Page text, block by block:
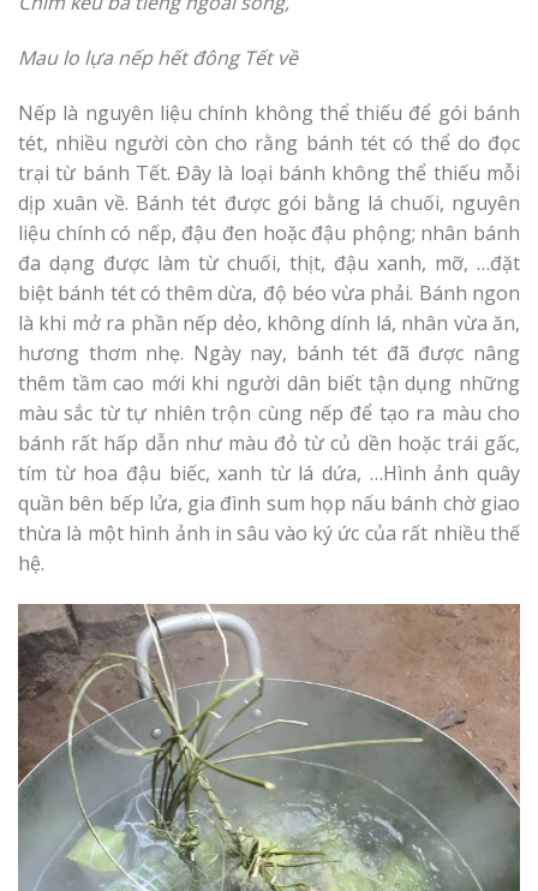
Mau lo lựa nếp hết đông Tết về
Nếp là nguyên liệu chính không thể thiếu để gói bánh
tét, nhiều người còn cho rằng bánh tét có thể do đọc
trại từ bánh Tết. Đây là loại bánh không thể thiếu mỗi
dịp xuân về. Bánh tét được gói bằng lá chuối, nguyên
liệu chính có nếp, đậu đen hoặc đậu phộng; nhân bánh
đa dạng được làm từ chuối, thịt, đậu xanh, mỡ, …đặt
biệt bánh tét có thêm dừa, độ béo vừa phải. Bánh ngon
là khi mở ra phần nếp dẻo, không dính lá, nhân vừa ăn,
hương thơm nhẹ. Ngày nay, bánh tét đã được nâng
thêm tầm cao mới khi người dân biết tận dụng những
màu sắc từ tự nhiên trộn cùng nếp để tạo ra màu cho
bánh rất hấp dẫn như màu đỏ từ củ dền hoặc trái gấc,
tím từ hoa đậu biếc, xanh từ lá dứa, …Hình ảnh quây
quần bên bếp lửa, gia đình sum họp nấu bánh chờ giao
thừa là một hình ảnh in sâu vào ký ức của rất nhiều thế
hệ.